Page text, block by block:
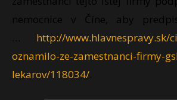
nemocnice v Číne, aby
… http://www.hlavnespravy.sk/
oznamilo-ze-zamestnanci-firmy-
lekarov/118034/.